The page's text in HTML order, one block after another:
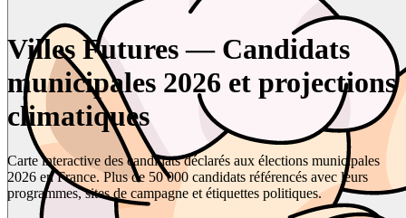
Villes Futures — Candidats
municipales 2026 et projections
climatiques
Carte interactive des candidats déclarés aux élections municipales
2026 en France. Plus de 50 000 candidats référencés avec leurs
programmes, sites de campagne et étiquettes politiques.